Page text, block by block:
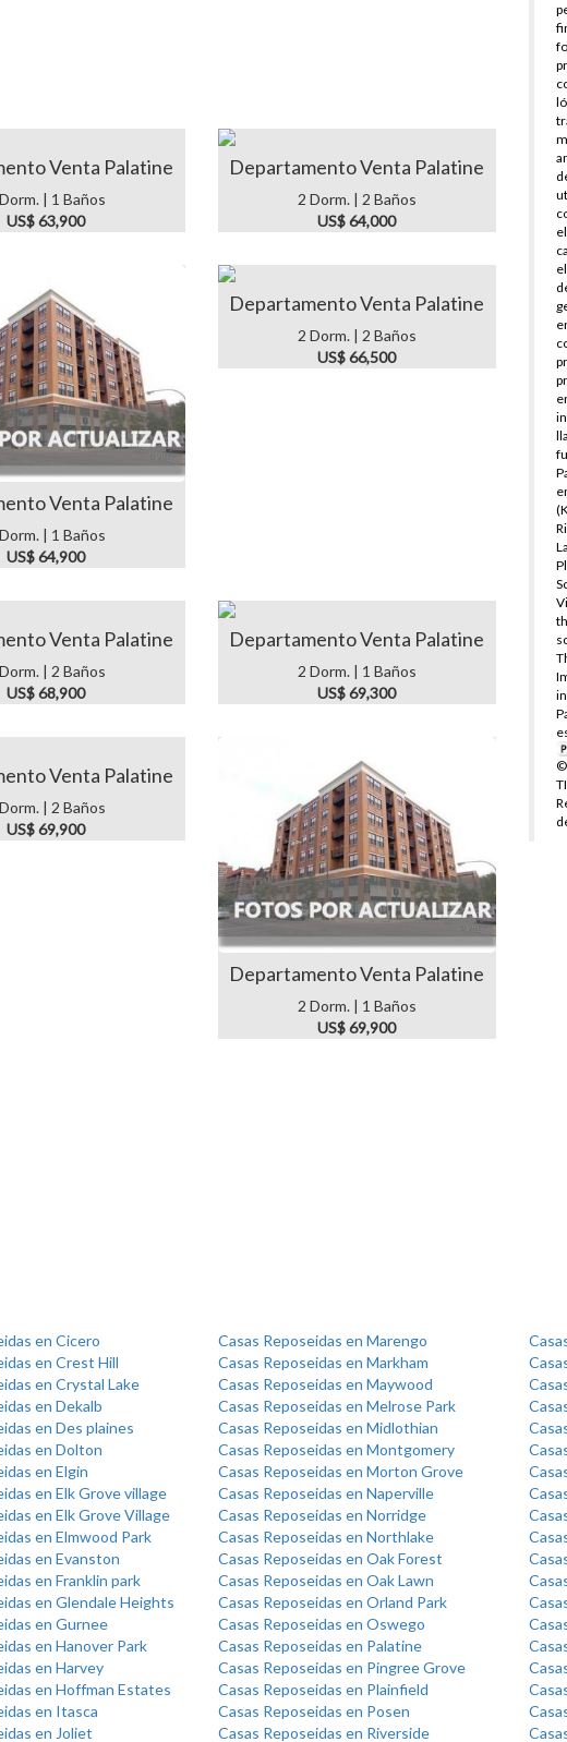
Venta Palatine
| 1 Baños
US$ 63,900
Departamento Venta Palatine
2 Dorm. | 2 Baños
US$ 64,000
Venta Palatine
| 1 Baños
US$ 64,900
Departamento Venta Palatine
2 Dorm. | 2 Baños
US$ 66,500
Venta Palatine
| 2 Baños
US$ 68,900
Departamento Venta Palatine
2 Dorm. | 1 Baños
US$ 69,300
Venta Palatine
| 2 Baños
US$ 69,900
Departamento Venta Palatine
2 Dorm. | 1 Baños
US$ 69,900
©
en Cicero
en Crest Hill
en Crystal Lake
en Dekalb
en Des plaines
en Dolton
en Elgin
en Elk Grove village
en Elk Grove Village
en Elmwood Park
en Evanston
en Franklin park
en Glendale Heights
en Gurnee
en Hanover Park
en Harvey
en Hoffman Estates
en Itasca
en Joliet
Casas Reposeidas en Marengo
Casas Reposeidas en Markham
Casas Reposeidas en Maywood
Casas Reposeidas en Melrose Park
Casas Reposeidas en Midlothian
Casas Reposeidas en Montgomery
Casas Reposeidas en Morton Grove
Casas Reposeidas en Naperville
Casas Reposeidas en Norridge
Casas Reposeidas en Northlake
Casas Reposeidas en Oak Forest
Casas Reposeidas en Oak Lawn
Casas Reposeidas en Orland Park
Casas Reposeidas en Oswego
Casas Reposeidas en Palatine
Casas Reposeidas en Pingree Grove
Casas Reposeidas en Plainfield
Casas Reposeidas en Posen
Casas Reposeidas en Riverside